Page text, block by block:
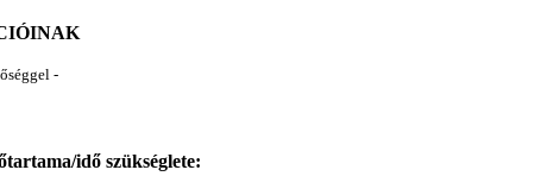
-
idő szükséglete: